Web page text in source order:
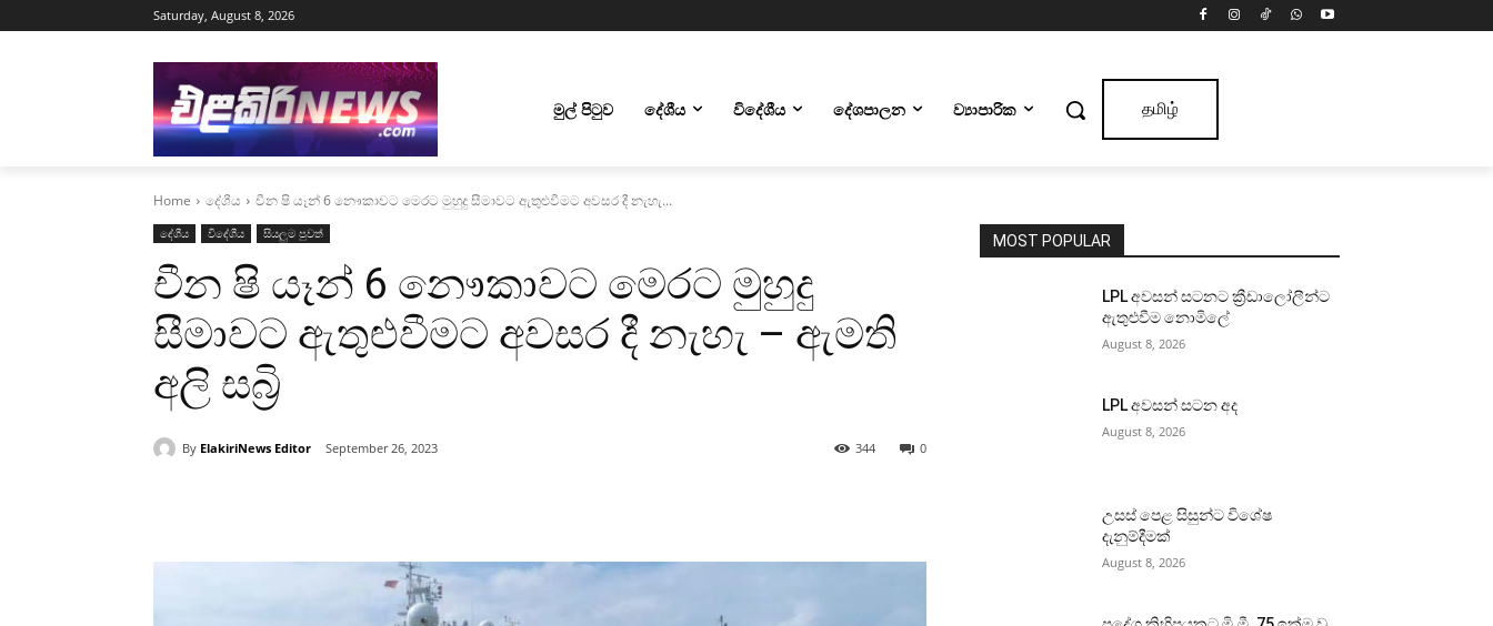
Saturday, August 8, 2026
මුල් පිටුව දේශීය විදේශීය දේශපාලන ව්‍යාපාරික தமிழ்
Home දේශීය චීන ෂි යෑන් 6 නෞකාවට මෙරට මුහුදු සීමාවට ඇතුළුවීමට අවසර දී නැහැ...
දේශීය විදේශීය සියලුම පුවත්
චීන ෂි යෑන් 6 නෞකාවට මෙරට මුහුදු
සීමාවට ඇතුළුවීමට අවසර දී නැහැ – ඇමති
අලි සබ්‍රි
By ElakiriNews Editor September 26, 2023 0
344
MOST POPULAR
LPL අවසන් සටනට ක්‍රීඩාලෝලීන්ට
ඇතුළුවීම නොමිලේ
August 8, 2026
LPL අවසන් සටන අද
August 8, 2026
උසස් පෙළ සිසුන්ට විශේෂ
දැනුම්දීමක්
August 8, 2026